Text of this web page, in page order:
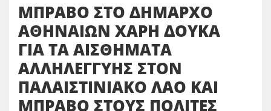
ΜΠΡΑΒΟ ΣΤΟ ΔΗΜΑΡΧΟ
ΑΘΗΝΑΙΩΝ ΧΑΡΗ ΔΟΥΚΑ
ΓΙΑ ΤΑ ΑΙΣΘΗΜΑΤΑ
ΑΛΛΗΛΕΓΓΥΗΣ ΣΤΟΝ
ΠΑΛΑΙΣΤΙΝΙΑΚΟ ΛΑΟ ΚΑΙ
ΜΠΡΑΒΟ ΣΤΟΥΣ ΠΟΛΙΤΕΣ